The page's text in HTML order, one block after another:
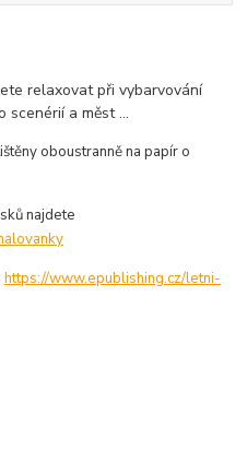
relaxovat při vybarvování
scenérií a měst ...
oboustranně na papír o
najdete
https://www.epublishing.cz/letni-